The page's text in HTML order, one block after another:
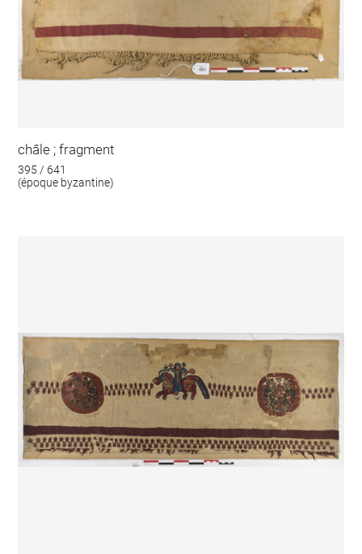
châle ; fragment
395 / 641
(époque byzantine)